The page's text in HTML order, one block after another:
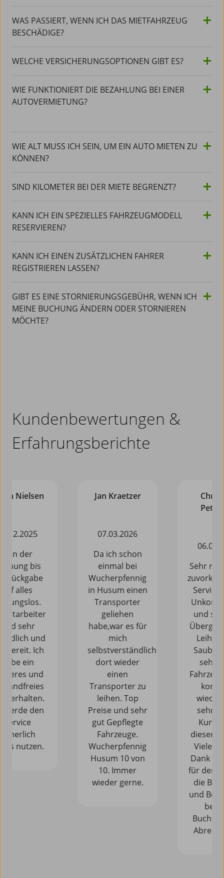
WAS PASSIERT, WENN ICH DAS MIETFAHRZEUG
BESCHÄDIGE?
WELCHE VERSICHERUNGSOPTIONEN GIBT ES?
WIE FUNKTIONIERT DIE BEZAHLUNG BEI EINER
AUTOVERMIETUNG?
WIE ALT MUSS ICH SEIN, UM EIN AUTO MIETEN ZU
KÖNNEN?
SIND KILOMETER BEI DER MIETE BEGRENZT?
KANN ICH EIN SPEZIELLES FAHRZEUGMODELL
RESERVIEREN?
KANN ICH EINEN ZUSÄTZLICHEN FAHRER
REGISTRIEREN LASSEN?
GIBT ES EINE STORNIERUNGSGEBÜHR, WENN ICH
MEINE BUCHUNG ÄNDERN ODER STORNIEREN
MÖCHTE?
Kundenbewertungen &
Erfahrungsberichte
Jan Kraetzer
Wucherpfennig
in Husum einen
Transporter
habe,war es für
selbstverständlich
Transporter zu
leihen. Top
Preise und sehr
Wucherpfennig
Sehr nette und
zuvorkommende
Servicestelle.
Unkompliziert
Übergabe vom
Saubere und
kommen
sehr gerne
dieser Station.
Vielen vielen
Dank nochmal
für den Service,
die Beratung
und Betreuung